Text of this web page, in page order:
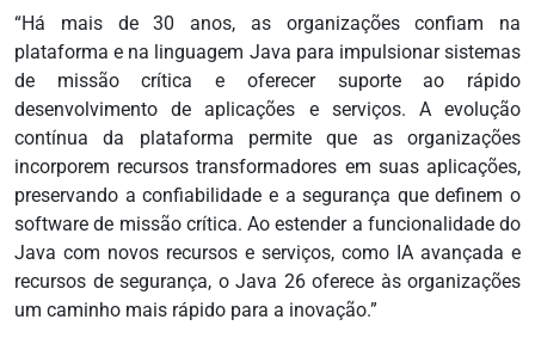
“Há mais de 30 anos, as organizações confiam na
plataforma e na linguagem Java para impulsionar sistemas
de missão crítica e oferecer suporte ao rápido
desenvolvimento de aplicações e serviços. A evolução
contínua da plataforma permite que as organizações
incorporem recursos transformadores em suas aplicações,
preservando a confiabilidade e a segurança que definem o
software de missão crítica. Ao estender a funcionalidade do
Java com novos recursos e serviços, como IA avançada e
recursos de segurança, o Java 26 oferece às organizações
um caminho mais rápido para a inovação.”